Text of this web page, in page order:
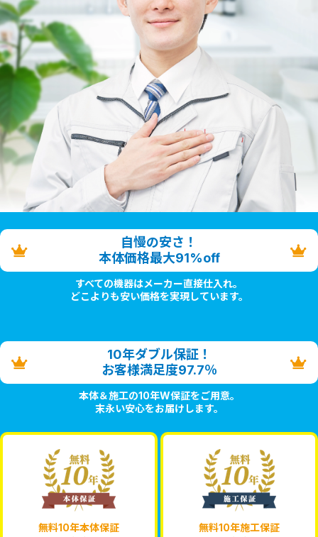
自慢の安さ！
本体価格最大91%off
すべての機器はメーカー直接仕入れ。
どこよりも安い価格を実現しています。
10年ダブル保証！
お客様満足度97.7％
本体＆施工の10年W保証をご用意。
末永い安心をお届けします。
無料10年本体保証 無料10年施工保証